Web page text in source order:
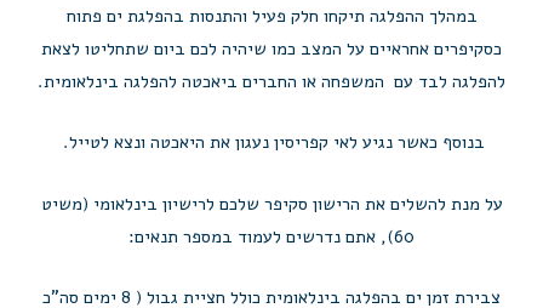
במהלך ההפלגה תיקחו חלק פעיל והתנסות בהפלגת ים פתוח
כסקיפרים אחראיים על המצב כמו שיהיה לכם ביום שתחליטו לצאת
להפלגה לבד עם המשפחה או החברים ביאכטה להפלגה בינלאומית.
בנוסף כאשר נגיע לאי קפריסין נעגון את היאכטה ונצא לטייל.
על מנת להשלים את הרישון סקיפר שלכם לרישיון בינלאומי (משיט
60), אתם נדרשים לעמוד במספר תנאים:
צבירת זמן ים בהפלגה בינלאומית כולל חציית גבול ( 8 ימים סה"כ